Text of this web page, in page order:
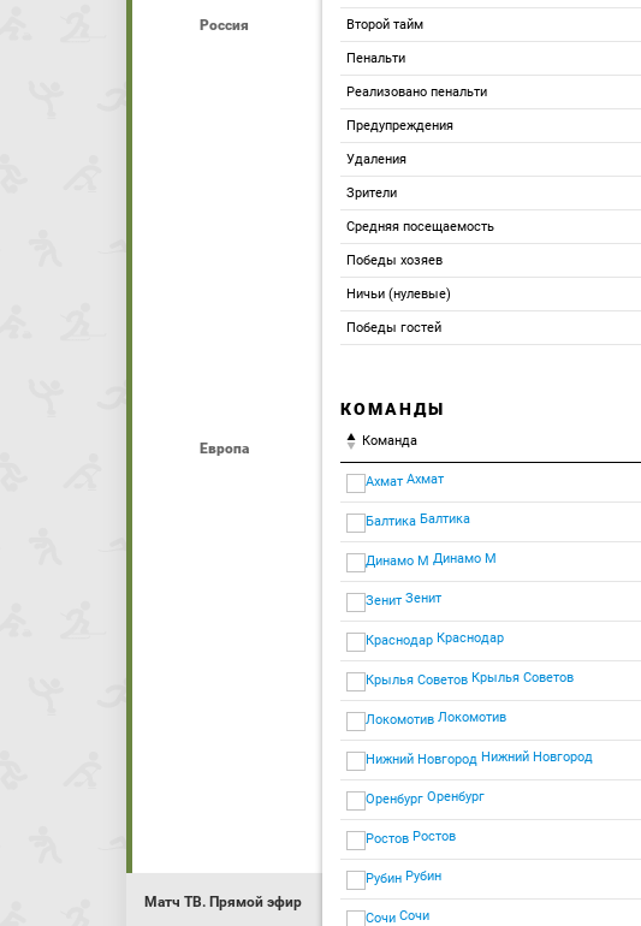
Россия
Европа
Матч ТВ. Прямой эфир
Второй тайм
Пенальти
Реализовано пенальти
Предупреждения
Удаления
Зрители
Средняя посещаемость
Победы хозяев
Ничьи (нулевые)
Победы гостей
КОМАНДЫ
Команда
Ахмат
Балтика
Динамо М
Зенит
Краснодар
Крылья Советов
Локомотив
Нижний Новгород
Оренбург
Ростов
Рубин
Сочи